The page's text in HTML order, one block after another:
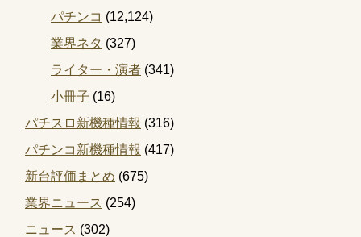
パチンコ (12,124)
業界ネタ (327)
ライター・演者 (341)
小冊子 (16)
パチスロ新機種情報 (316)
パチンコ新機種情報 (417)
新台評価まとめ (675)
業界ニュース (254)
ニュース (302)